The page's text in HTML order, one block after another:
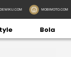
DEWIKU.COM MOBIMOTO.COM
Bola